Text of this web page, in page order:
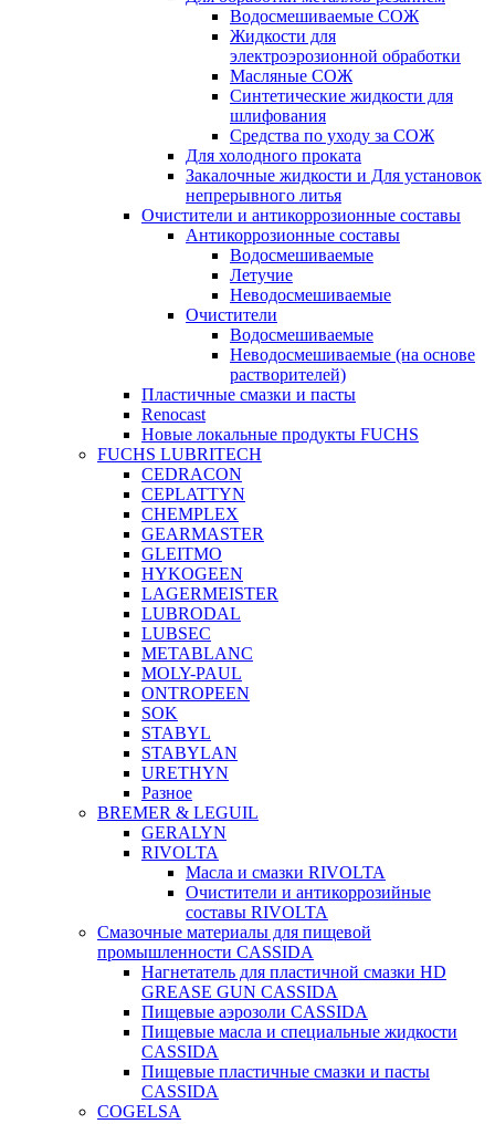
Водосмешиваемые СОЖ
Жидкости для
электроэрозионной обработки
Масляные СОЖ
Синтетические жидкости для
шлифования
Средства по уходу за СОЖ
Для холодного проката
Закалочные жидкости и Для установок
непрерывного литья
Очистители и антикоррозионные составы
Антикоррозионные составы
Водосмешиваемые
Летучие
Неводосмешиваемые
Очистители
Водосмешиваемые
Неводосмешиваемые (на основе
растворителей)
Пластичные смазки и пасты
Renocast
Новые локальные продукты FUCHS
FUCHS LUBRITECH
CEDRACON
CEPLATTYN
CHEMPLEX
GEARMASTER
GLEITMO
HYKOGEEN
LAGERMEISTER
LUBRODAL
LUBSEC
METABLANC
MOLY-PAUL
ONTROPEEN
SOK
STABYL
STABYLAN
URETHYN
Разное
BREMER & LEGUIL
GERALYN
RIVOLTA
Масла и смазки RIVOLTA
Очистители и антикоррозийные
составы RIVOLTA
Смазочные материалы для пищевой
промышленности CASSIDA
Нагнетатель для пластичной смазки HD
GREASE GUN CASSIDA
Пищевые аэрозоли CASSIDA
Пищевые масла и специальные жидкости
CASSIDA
Пищевые пластичные смазки и пасты
CASSIDA
COGELSA